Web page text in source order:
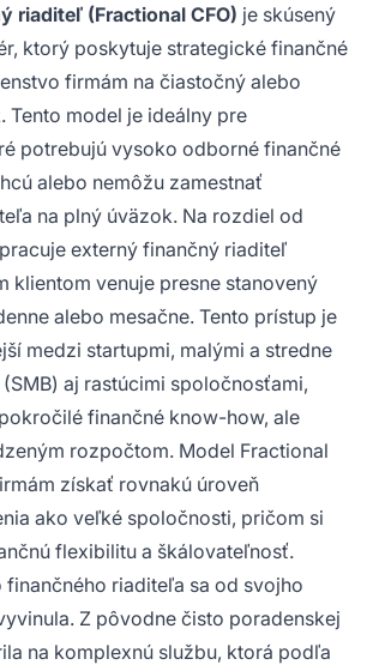
riaditeľ (Fractional CFO) je skúsený
ktorý poskytuje strategické finančné
firmám na čiastočný alebo
Tento model je ideálny pre
potrebujú vysoko odborné finančné
alebo nemôžu zamestnať
na plný úväzok. Na rozdiel od
externý finančný riaditeľ
klientom venuje presne stanovený
alebo mesačne. Tento prístup je
medzi startupmi, malými a stredne
aj rastúcimi spoločnosťami,
finančné know-how, ale
rozpočtom. Model Fractional
získať rovnakú úroveň
ako veľké spoločnosti, pričom si
flexibilitu a škálovateľnosť.
finančného riaditeľa sa od svojho
Z pôvodne čisto poradenskej
na komplexnú službu, ktorá podľa